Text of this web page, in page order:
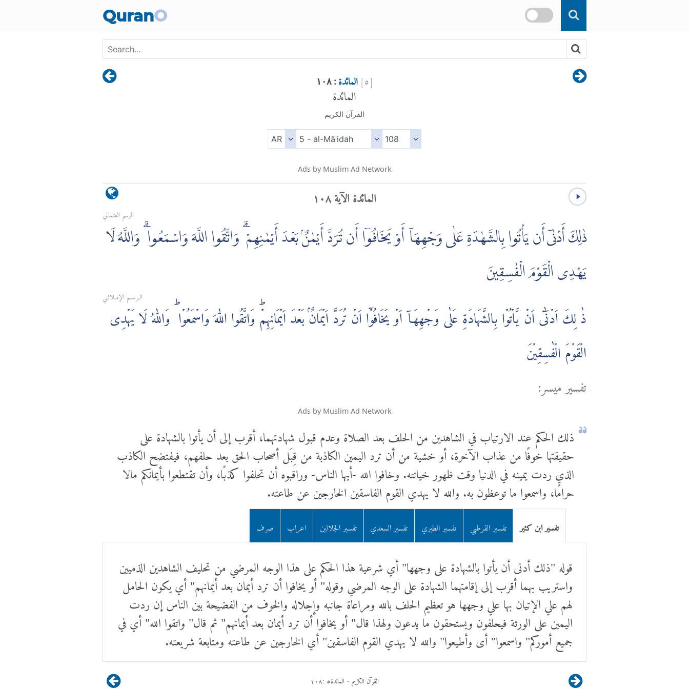
QuranO
[٥]المائدة : ١٠٨المائدة
القرآن الكريم
Ads by Muslim Ad Network
المائدة الآية ١٠٨
الرسم العثماني
ذٰلِكَ أَدْنٰىٓ أَن يَأْتُوا بِالشَّهٰدَةِ عَلٰى وَجْهِهَآ أَوْ يَخَافُوٓا أَن تُرَدَّ أَيْمٰنٌۢ بَعْدَ أَيْمٰنِهِمْ ۗ وَاتَّقُوا اللَّهَ وَاسْمَعُوا ۗ وَاللَّهُ لَا
يَهْدِى الْقَوْمَ الْفٰسِقِينَ
الـرسـم الإمـلائـي
ذٰ لِكَ اَدۡنٰٓى اَنۡ يَّاۡتُوۡا بِالشَّهَادَةِ عَلٰى وَجۡهِهَاۤ اَوۡ يَخَافُوۡۤا اَنۡ تُرَدَّ اَيۡمَانٌۢ بَعۡدَ اَيۡمَانِهِمۡ‌ؕ وَاتَّقُوا اللّٰهَ وَاسۡمَعُوۡا‌ ؕ وَاللّٰهُ لَا يَهۡدِى
الۡقَوۡمَ الۡفٰسِقِيۡنَ
تفسير ميسر:
Ads by Muslim Ad Network
ذلك الحكم عند الارتياب في الشاهدين من الحلف بعد الصلاة وعدم قبول شهادتهما، أقرب إلى أن يأتوا بالشهادة على
حقيقتها خوفًا من عذاب الآخرة، أو خشية من أن ترد اليمين الكاذبة من قِبَل أصحاب الحق بعد حلفهم، فيفتضح الكاذب
الذي ردت يمينه في الدنيا وقت ظهور خيانته. وخافوا الله -أيها الناس- وراقبوه أن تحلفوا كذبًا، وأن تقتطعوا بأيمانكم مالا
حرامًا، واسمعوا ما توعظون به. والله لا يهدي القوم الفاسقين الخارجين عن طاعته.
تفسير ابن كثير تفسير القرطبي تفسير الطبري تفسير السعدي تفسير الجلالين اعراب صرف
قوله "ذلك أدنى أن يأتوا بالشهادة على وجهها" أي شرعية هذا الحكم على هذا الوجه المرضي من تحليف الشاهدين الذميين
واستريب بهما أقرب إلى إقامتهما الشهادة على الوجه المرضي وقوله" أو يخافوا أن ترد أيمان بعد أيمانهم" أي يكون الحامل
لهم علي الإتيان بها علي وجهها هو تعظيم الحلف بالله ومراعاة جانبه وإجلاله والخوف من الفضيحة بين الناس إن ردت
اليمين على الورثة فيحلفون ويستحقون ما يدعون ولهذا قال" أو يخافوا أن ترد أيمان بعد أيمانهم" ثم قال" واتقوا الله" أي في
جميع أموركم" واسمعوا" أى وأطيعوا" والله لا يهدي القوم الفاسقين" أي الخارجين عن طاعته ومتابعة شريعته.
القرآن الكريم - المائدة٥:١٠٨